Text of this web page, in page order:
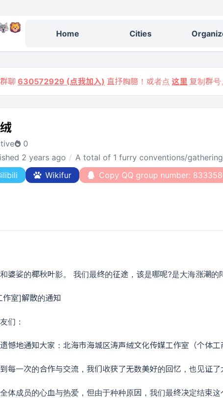
Home Cities
聊 630572929 (点我加入) 直抒胸臆！或者点 这里 复制群号
0
2 years ago
A total of 1 furry conventions/
Wikifur Copy QQ group number:
婆娑的椰秋叶影。 我们最终的征途，该是哪呢?是大海涨潮
作室]解散的通知
们：
憾地通知大家：北海市海城区涛声绒文化传媒工作室（个体
每一次的合作与交流，我们收获了无数美好的回忆，也见证了
体成员的心血与热爱，但由于种种原因，我们最终决定结束这